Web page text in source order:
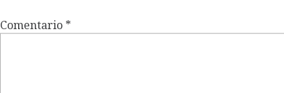
Comentario *